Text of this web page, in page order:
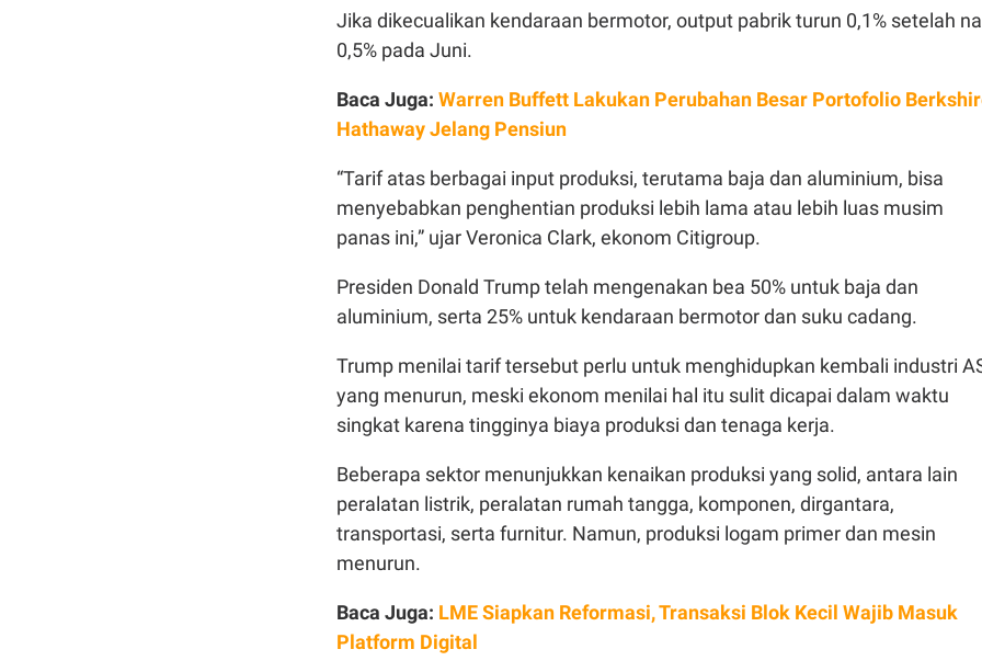
Jika dikecualikan kendaraan bermotor, output pabrik turun 0,1% setelah
0,5% pada Juni.
Baca Juga: Warren Buffett Lakukan Perubahan Besar Portofolio
Hathaway Jelang Pensiun
“Tarif atas berbagai input produksi, terutama baja dan aluminium, bisa
menyebabkan penghentian produksi lebih lama atau lebih luas musim
panas ini,” ujar Veronica Clark, ekonom Citigroup.
Presiden Donald Trump telah mengenakan bea 50% untuk baja dan
aluminium, serta 25% untuk kendaraan bermotor dan suku cadang.
Trump menilai tarif tersebut perlu untuk menghidupkan kembali industri
yang menurun, meski ekonom menilai hal itu sulit dicapai dalam waktu
singkat karena tingginya biaya produksi dan tenaga kerja.
Beberapa sektor menunjukkan kenaikan produksi yang solid, antara lain
peralatan listrik, peralatan rumah tangga, komponen, dirgantara,
transportasi, serta furnitur. Namun, produksi logam primer dan mesin
menurun.
Baca Juga: LME Siapkan Reformasi, Transaksi Blok Kecil Wajib Masuk
Platform Digital